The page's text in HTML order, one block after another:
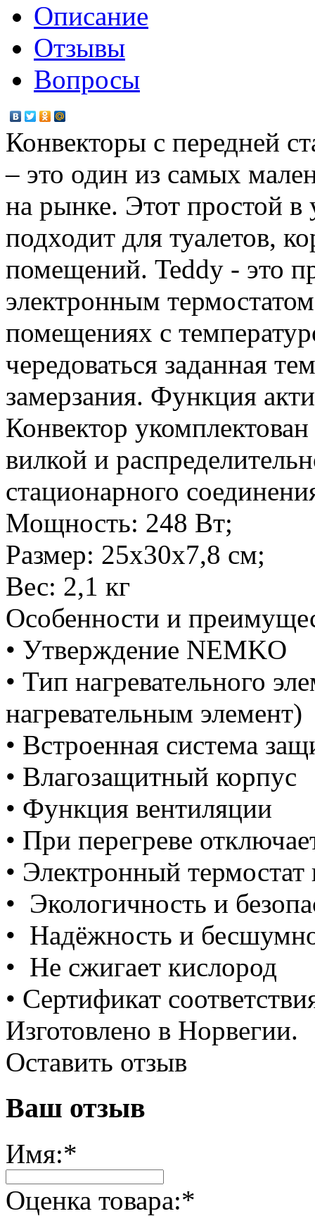
Описание
Отзывы
Вопросы
Конвекторы c передней
– это один из самых
на рынке. Этот простой в
подходит для туалетов,
помещений. Teddy - это
электронным
помещениях с
чередоваться заданная
замерзания. Функция
Конвектор
вилкой и
стационарного
Мощность: 248 Вт;
Размер: 25х30х7,8 см;
Вес: 2,1 кг
Особенности и
• Утверждение NEMKO
• Тип нагревательного
нагревательным элемент)
• Встроенная система
• Влагозащитный корпус
• Функция вентиляции
• При перегреве
• Электронный
• Экологичность и
• Надёжность и
• Не сжигает кислород
• Сертификат
Изготовлено в Норвегии.
Оставить отзыв
Ваш отзыв
Имя:*
Оценка товара:*